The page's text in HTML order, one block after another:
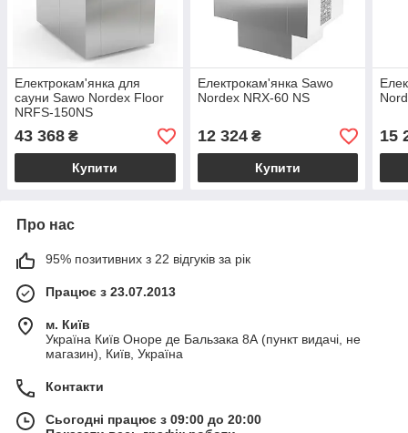
Електрокам'янка для
сауни Sawo Nordex Floor
NRFS-150NS
43 368 ₴
Купити
Електрокам'янка Sawo
Nordex NRX-60 NS
12 324₴
Купити
15
Про нас
95% позитивних з 22 відгуків за рік
Працює з 23.07.2013
м. Київ
Україна Київ Оноре де Бальзака 8А (пункт видачі, не
магазин), Київ, Україна
Контакти
Сьогодні працює з 09:00 до 20:00